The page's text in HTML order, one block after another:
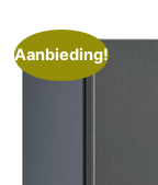
Aanbieding!